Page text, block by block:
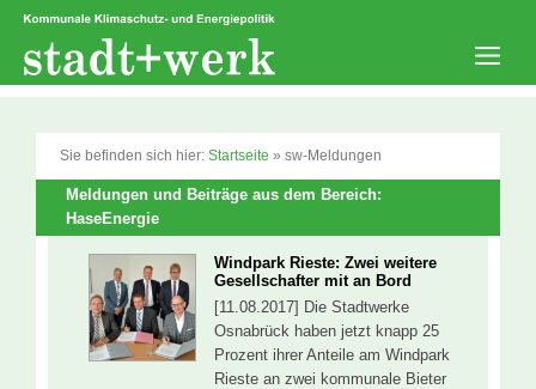
Zum
springen
Sie befinden sich hier: Startseite » sw-Meldungen
Meldungen und Beiträge aus dem Bereich:
HaseEnergie
Windpark Rieste: Zwei weitere
Gesellschafter mit an Bord
[11.08.2017] Die Stadtwerke
Osnabrück haben jetzt knapp 25
Prozent ihrer Anteile am Windpark
Rieste an zwei kommunale Bieter